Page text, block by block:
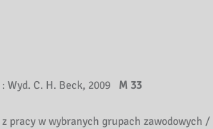
C. H. Beck, 2009 M 33
w wybranych grupach zawodowych /